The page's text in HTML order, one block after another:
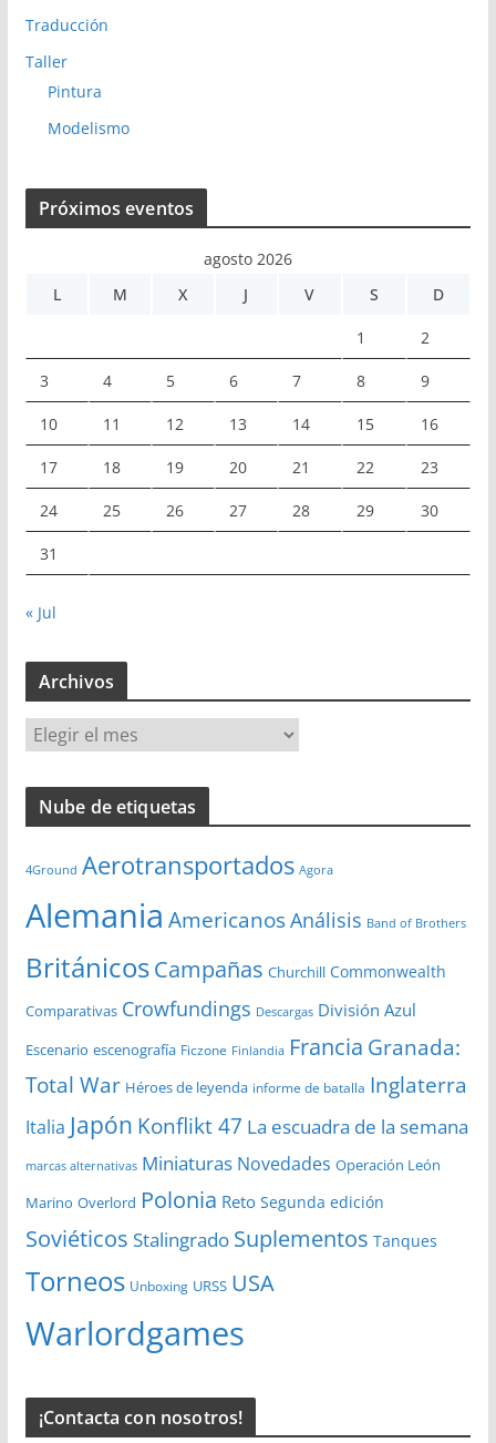
Traducción
Taller
Pintura
Modelismo
Próximos eventos
agosto 2026
L
M X J V S D
1 2
3 4 5 6 7 8 9
10 11 12 13 14 15 16
17 18 19 20 21 22 23
24 25 26 27 28 29 30
31
« Jul
Archivos
r
c
v
s
Nube de etiquetas
4Ground Aerotransportados Agora
Alemania AmericanosAnálisis Band of Brothers
BritánicosCampañas Churchill Commonwealth
Comparativas Crowfundings Descargas División Azul
Escenario escenografía Ficzone Finlandia Francia Granada:
Total War Héroes de leyenda informe de batalla Inglaterra
Italia Japón Konflikt 47 La escuadra de la semana
marcas alternativas Miniaturas Novedades Operación León
Marino Overlord Polonia Reto Segunda edición
Soviéticos Stalingrado Suplementos Tanques
Torneos Unboxing URSS USA
Warlordgames
¡Contacta con nosotros!